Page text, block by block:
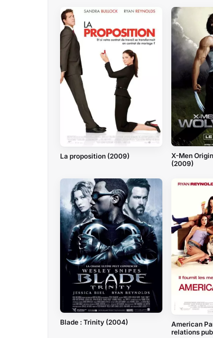
La proposition (2009)
X-Men
(2009)
Blade : Trinity (2004)
American
relations